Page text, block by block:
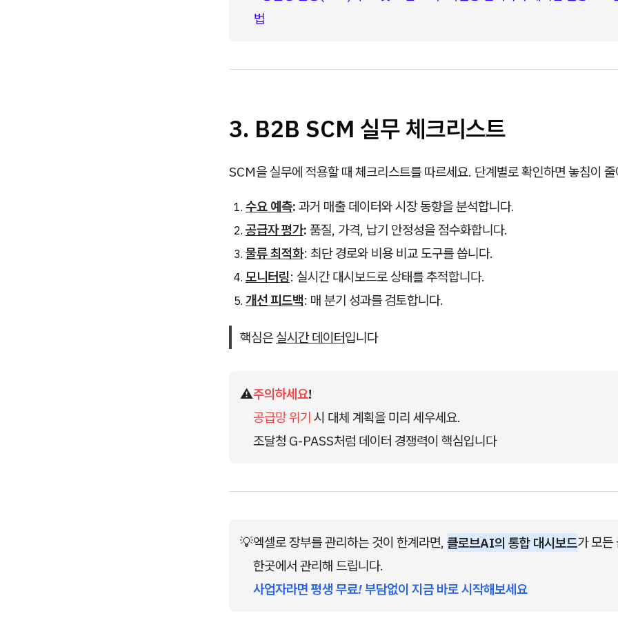
법
3. B2B SCM 실무 체크리스트
SCM을 실무에 적용할 때 체크리스트를 따르세요. 단계별로 확인하면 놓침이
수요 예측: 과거 매출 데이터와 시장 동향을 분석합니다.
공급자 평가: 품질, 가격, 납기 안정성을 점수화합니다.
물류 최적화: 최단 경로와 비용 비교 도구를 씁니다.
모니터링: 실시간 대시보드로 상태를 추적합니다.
개선 피드백: 매 분기 성과를 검토합니다.
핵심은 실시간 데이터입니다
⚠️주의하세요!
공급망 위기 시 대체 계획을 미리 세우세요.
조달청 G-PASS처럼 데이터 경쟁력이 핵심입니다
💡엑셀로 장부를 관리하는 것이 한계라면, 클로브AI의 통합 대시보드가 모든
한곳에서 관리해 드립니다.
사업자라면 평생 무료! 부담없이 지금 바로 시작해보세요